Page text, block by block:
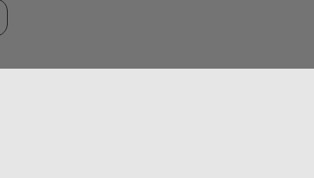
un site web